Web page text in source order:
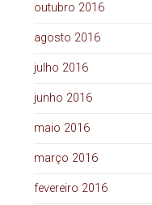
outubro 2016
agosto 2016
julho 2016
junho 2016
maio 2016
março 2016
fevereiro 2016